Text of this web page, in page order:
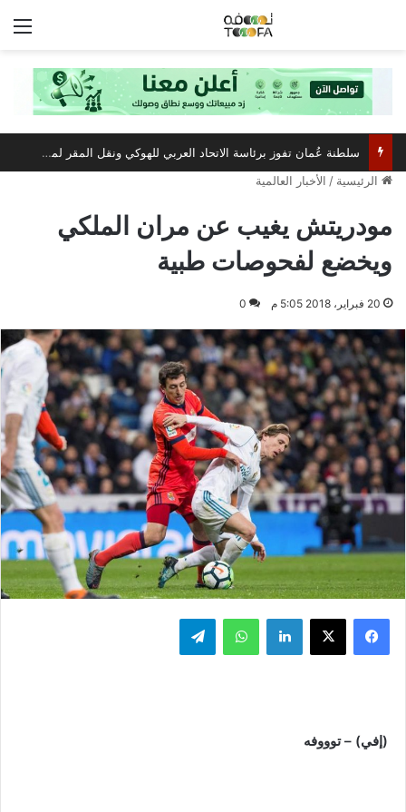
سلطنة عُمان تفوز برئاسة الاتحاد العربي للهوكي ونقل المقر لمسقط
الرئيسية / الأخبار العالمية
مودريتش يغيب عن مران الملكي
ويخضع لفحوصات طبية
20 فبراير، 2018 5:05 م 0
فيسبوك ‫X لينكدإن واتساب تيلقرام
(إفي) – توووفه